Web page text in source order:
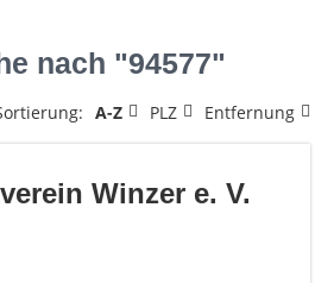
nach "94577"
A-Z PLZ Entfernung
Winzer e. V.